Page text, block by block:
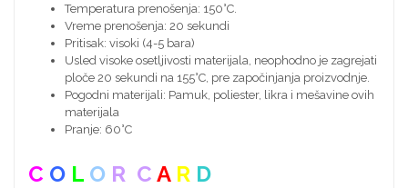
Temperatura prenošenja: 150°C.
Vreme prenošenja: 20 sekundi
Pritisak: visoki (4-5 bara)
Usled visoke osetljivosti materijala, neophodno je zagrejati
ploče 20 sekundi na 155°C, pre započinjanja proizvodnje.
Pogodni materijali: Pamuk, poliester, likra i mešavine ovih
materijala
Pranje: 60°C
C O L O R C A R D